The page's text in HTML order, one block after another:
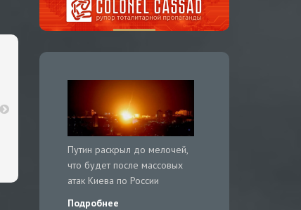
Путин раскрыл до мелочей,
что будет после массовых
атак Киева по России
Подробнее